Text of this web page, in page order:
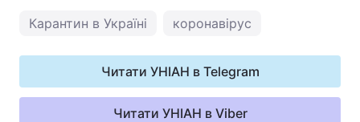
Карантин в Україні коронавірус
Читати УНІАН в Telegram
Читати УНІАН в Viber